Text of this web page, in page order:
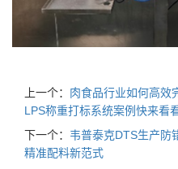
上一个： 肉食品行业如何高
LPS称重打标系统案例快来看看
下一个： 韦普泰克DTS生产防
精准配料新范式